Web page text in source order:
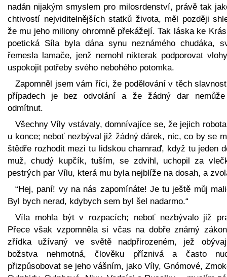
nadán nijakým smyslem pro milosrdenství, právě tak
chtivostí nejviditelnějších statků života, měl později
že mu jeho miliony ohromně překážejí. Tak láska ke
poetická Síla byla dána synu neznámého chudáka,
řemesla lamače, jenž nemohl nikterak podporovat
uspokojit potřeby svého nebohého potomka.
Zapomněl jsem vám říci, že podělování v těch
případech je bez odvolání a že žádný dar
odmítnut.
Všechny Víly vstávaly, domnívajíce se, že jejich
u konce; neboť nezbýval již žádný dárek, nic, co by se
štědře rozhodit mezi tu lidskou chamraď, když tu jeden
muž, chudý kupčík, tuším, se zdvihl, uchopil za
pestrých par Vílu, která mu byla nejblíže na dosah, a
“Hej, paní! vy na nás zapomínáte! Je tu ještě můj
Byl bych nerad, kdybych sem byl šel nadarmo.“
Víla mohla být v rozpacích; neboť nezbývalo již
Přece však vzpomněla si včas na dobře známý
zřídka užívaný ve světě nadpřirozeném, jež
božstva nehmotná, člověku příznivá a často
přizpůsobovat se jeho vášním, jako Víly, Gnómové,